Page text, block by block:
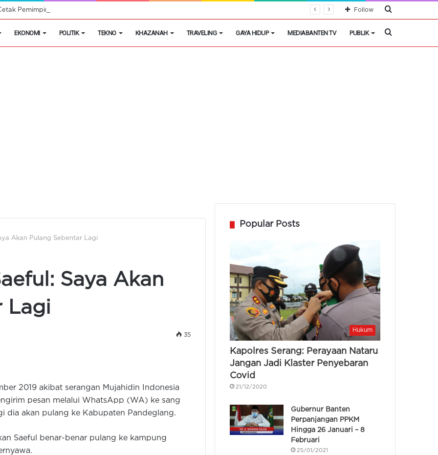
Pemimpin Muda Pertanian Cari
Follow
EKONOMI POLITIK TEKNO KHAZANAH TRAVELING GAYA HIDUP MEDIABANTEN TV PUBLIK Cari
Akan Pulang Sebentar Lagi
Saya Akan
Lagi
35
2019 akibat serangan Mujahidin Indonesia
pesan melalui WhatsApp (WA) ke sang
dia akan pulang ke Kabupaten Pandeglang.
Saeful benar-benar pulang ke kampung
Popular Posts
Hukum
Kapolres Serang: Perayaan Nataru
Jangan Jadi Klaster Penyebaran
Covid
21/12/2020
Gubernur Banten
Perpanjangan PPKM
Hingga 26 Januari – 8
Februari
25/01/2021